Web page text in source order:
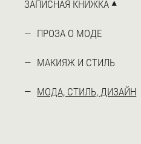
ЗАПИСНАЯ КНИЖКА
ПРОЗА О МОДЕ
МАКИЯЖ И СТИЛЬ
МОДА, СТИЛЬ, ДИЗАЙН